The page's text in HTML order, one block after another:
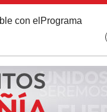
con el Programa